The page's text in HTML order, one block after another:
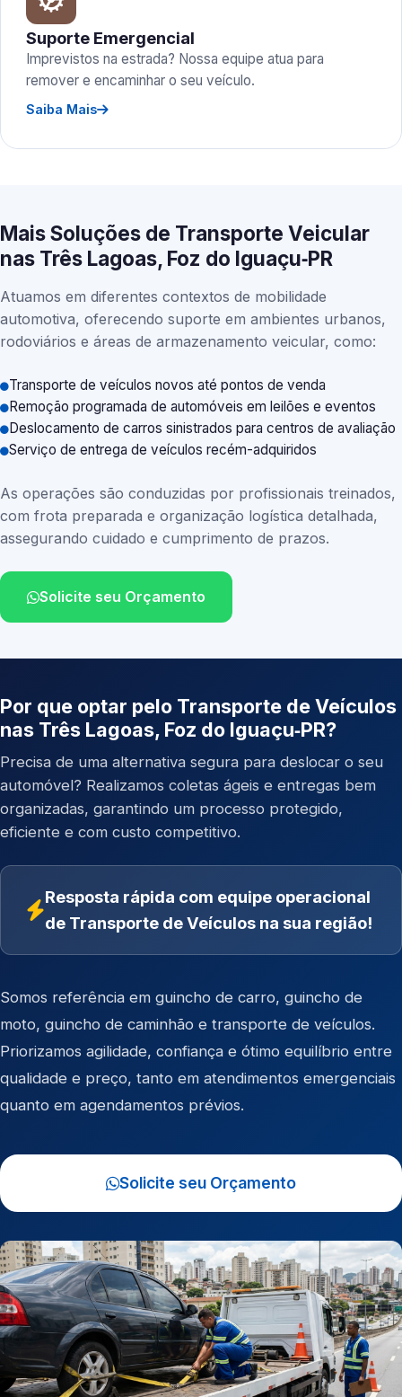
Suporte Emergencial
Imprevistos na estrada? Nossa equipe atua para
remover e encaminhar o seu veículo.
Saiba Mais
Mais Soluções de Transporte Veicular
nas Três Lagoas, Foz do Iguaçu‑PR
Atuamos em diferentes contextos de mobilidade
automotiva, oferecendo suporte em ambientes urbanos,
rodoviários e áreas de armazenamento veicular, como:
Transporte de veículos novos até pontos de venda
Remoção programada de automóveis em leilões e eventos
Deslocamento de carros sinistrados para centros de avaliação
Serviço de entrega de veículos recém-adquiridos
As operações são conduzidas por profissionais treinados,
com frota preparada e organização logística detalhada,
assegurando cuidado e cumprimento de prazos.
Solicite seu Orçamento
Por que optar pelo Transporte de Veículos
nas Três Lagoas, Foz do Iguaçu‑PR?
Precisa de uma alternativa segura para deslocar o seu
automóvel? Realizamos coletas ágeis e entregas bem
organizadas, garantindo um processo protegido,
eficiente e com custo competitivo.
Resposta rápida com equipe operacional
de Transporte de Veículos na sua região!
Somos referência em guincho de carro, guincho de
moto, guincho de caminhão e transporte de veículos.
Priorizamos agilidade, confiança e ótimo equilíbrio entre
qualidade e preço, tanto em atendimentos emergenciais
quanto em agendamentos prévios.
Solicite seu Orçamento